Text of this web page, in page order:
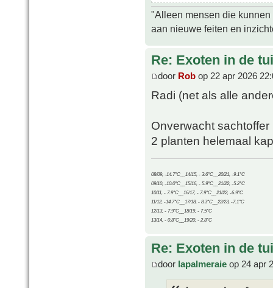
"Alleen mensen die
aan nieuwe feiten en
Re: Exoten in de
door Rob op 22 apr 2026
Radi (net als alle
Onverwacht
2 planten helemaal
08/09, -14.7°C__14/15, - 3.6°C__20/21, -9.1°C
09/10, -10.0°C__15/16, - 5.9°C__21/22, -5.2°C
10/11, - 7.9°C__16/17, - 7.9°C__21/22, -6.9°C
11/12, -14.7°C__17/18, - 8.3°C__22/23, -7.1°C
12/13, - 7.9°C__18/19, - 7.5°C
13/14, - 0.8°C__19/20, - 2.8°C
Re: Exoten in de
door lapalmeraie op 24 apr